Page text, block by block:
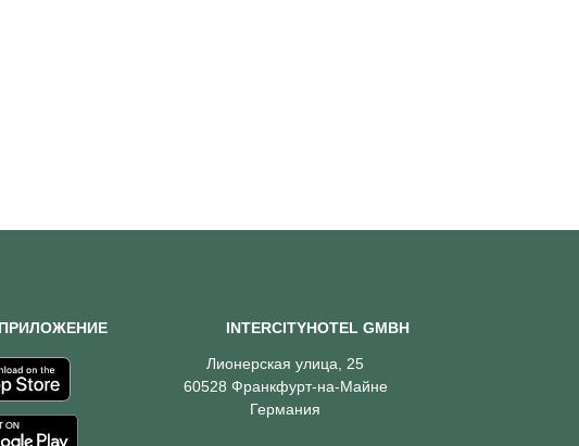
ПРИЛОЖЕНИЕ INTERCITYHOTEL GMBH
Лионерская улица, 25
60528 Франкфурт-на-Майне
Германия